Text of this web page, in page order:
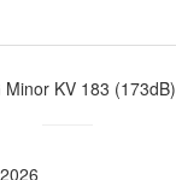
KV 183 (173dB)
2026